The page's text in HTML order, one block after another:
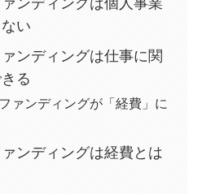
い
ンディングは仕事に関
る
ァンディングが「経費」に
ンディングは経費とは